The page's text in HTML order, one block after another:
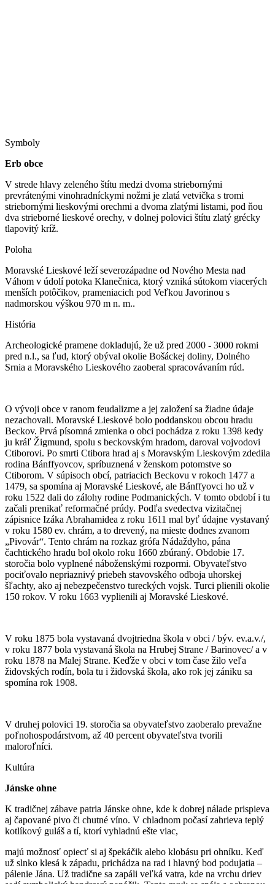
Symboly
Erb obce
V strede hlavy zeleného štítu medzi dvoma striebornými
prevrátenými vinohradníckymi nožmi je zlatá vetvička s tromi
striebornými lieskovými orechmi a dvoma zlatými listami, pod ňou
dva strieborné lieskové orechy, v dolnej polovici štítu zlatý grécky
tlapovitý kríž.
Poloha
Moravské Lieskové leží severozápadne od Nového Mesta nad
Váhom v údolí potoka Klanečnica, ktorý vzniká sútokom viacerých
menších potôčikov, prameniacich pod Veľkou Javorinou s
nadmorskou výškou 970 m n. m..
História
Archeologické pramene dokladujú, že už pred 2000 - 3000 rokmi
pred n.l., sa ľud, ktorý obýval okolie Bošáckej doliny, Dolného
Srnia a Moravského Lieskového zaoberal spracovávaním rúd.
O vývoji obce v ranom feudalizme a jej založení sa žiadne údaje
nezachovali. Moravské Lieskové bolo poddanskou obcou hradu
Beckov. Prvá písomná zmienka o obci pochádza z roku 1398 kedy
ju kráľ Žigmund, spolu s beckovským hradom, daroval vojvodovi
Ctiborovi. Po smrti Ctibora hrad aj s Moravským Lieskovým zdedila
rodina Bánffyovcov, spríbuznená v ženskom potomstve so
Ctiborom. V súpisoch obcí, patriacich Beckovu v rokoch 1477 a
1479, sa spomína aj Moravské Lieskové, ale Bánffyovci ho už v
roku 1522 dali do zálohy rodine Podmanických. V tomto období i tu
začali prenikať reformačné prúdy. Podľa svedectva vizitačnej
zápisnice Izáka Abrahamidea z roku 1611 mal byť údajne vystavaný
v roku 1580 ev. chrám, a to drevený, na mieste dodnes zvanom
„Pivovár“. Tento chrám na rozkaz grófa Nádaždyho, pána
čachtického hradu bol okolo roku 1660 zbúraný. Obdobie 17.
storočia bolo vyplnené náboženskými rozpormi. Obyvateľstvo
pociťovalo nepriaznivý priebeh stavovského odboja uhorskej
šľachty, ako aj nebezpečenstvo tureckých vojsk. Turci plienili okolie
150 rokov. V roku 1663 vyplienili aj Moravské Lieskové.
V roku 1875 bola vystavaná dvojtriedna škola v obci / býv. ev.a.v./,
v roku 1877 bola vystavaná škola na Hrubej Strane / Barinovec/ a v
roku 1878 na Malej Strane. Keďže v obci v tom čase žilo veľa
židovských rodín, bola tu i židovská škola, ako rok jej zániku sa
spomína rok 1908.
V druhej polovici 19. storočia sa obyvateľstvo zaoberalo prevažne
poľnohospodárstvom, až 40 percent obyvateľstva tvorili
maloroľníci.
Kultúra
Jánske ohne
K tradičnej zábave patria Jánske ohne, kde k dobrej nálade prispieva
aj čapované pivo či chutné víno. V chladnom počasí zahrieva teplý
kotlíkový guláš a tí, ktorí vyhladnú ešte viac,
majú možnosť opiecť si aj špekáčik alebo klobásu pri ohníku. Keď
už slnko klesá k západu, prichádza na rad i hlavný bod podujatia –
pálenie Jána. Už tradične sa zapáli veľká vatra, kde na vrchu driev